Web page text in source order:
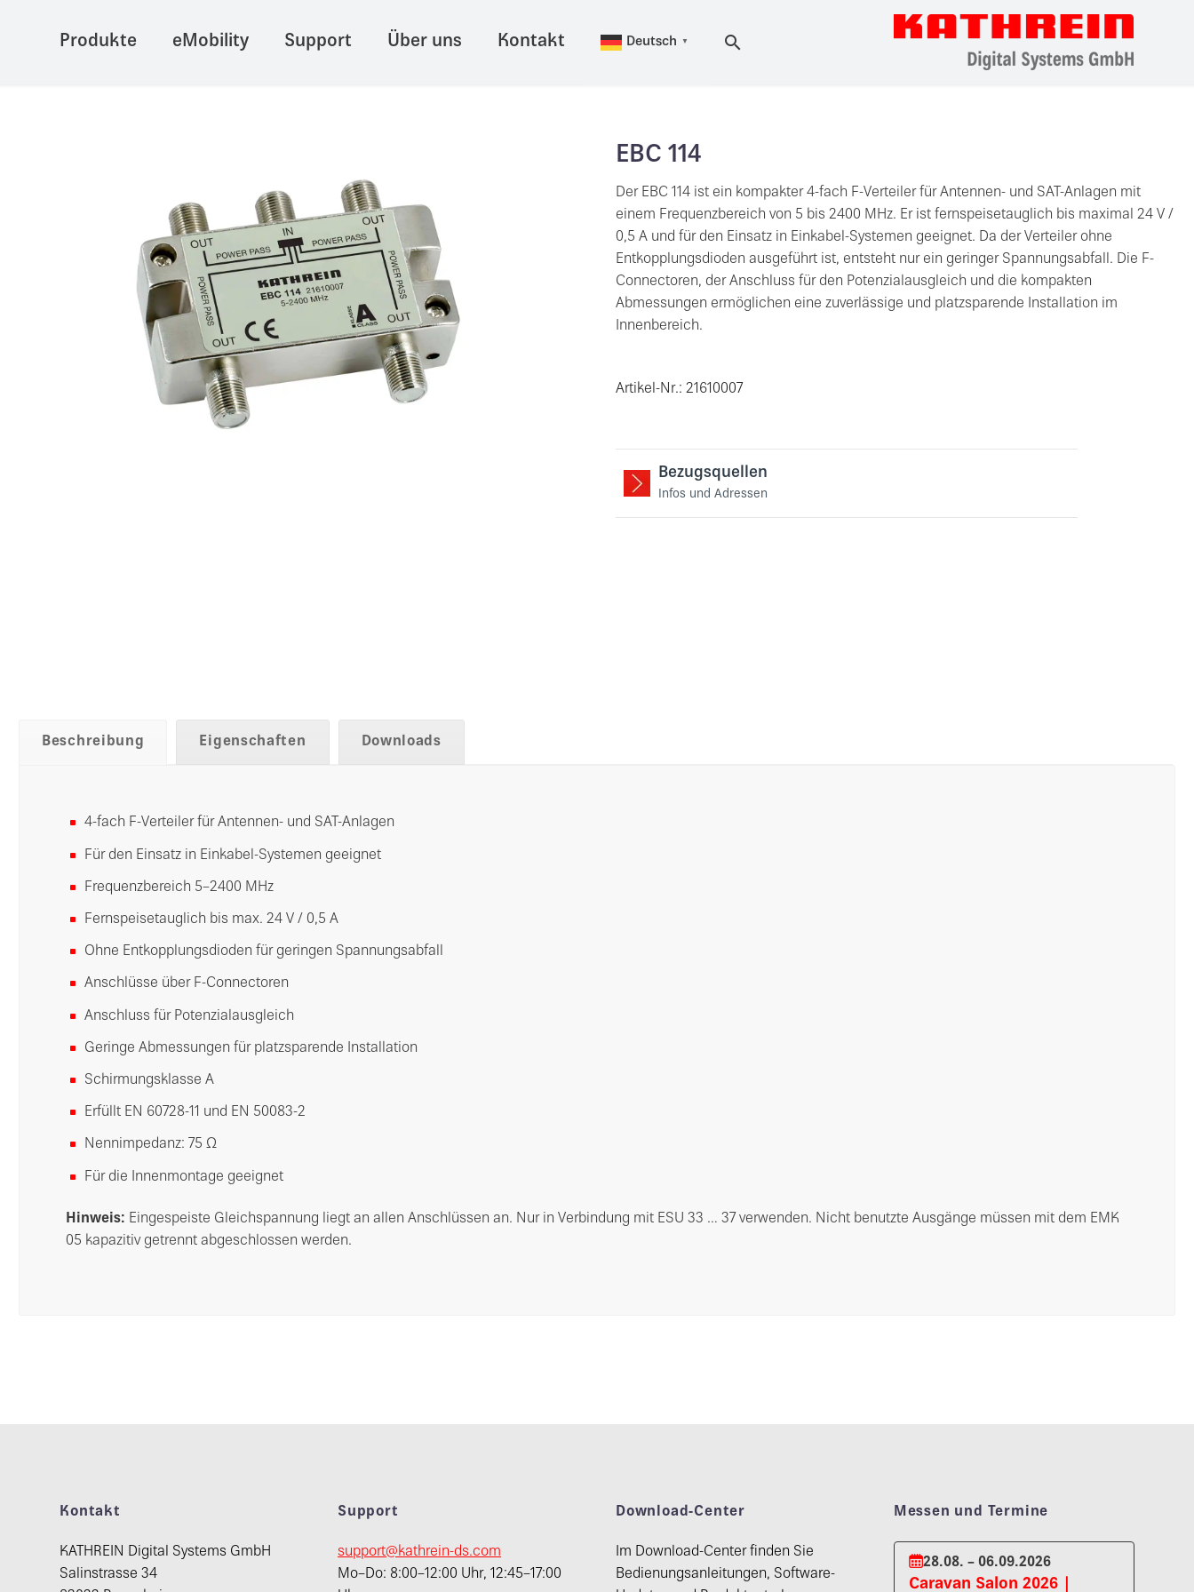
Produkte eMobility Support Über uns Kontakt Deutsch ▼
EBC 114
Der EBC 114 ist ein kompakter 4-fach F-Verteiler für Antennen- und SAT-Anlagen mit
einem Frequenzbereich von 5 bis 2400 MHz. Er ist fernspeisetauglich bis maximal 24 V /
0,5 A und für den Einsatz in Einkabel-Systemen geeignet. Da der Verteiler ohne
Entkopplungsdioden ausgeführt ist, entsteht nur ein geringer Spannungsabfall. Die F-
Connectoren, der Anschluss für den Potenzialausgleich und die kompakten
Abmessungen ermöglichen eine zuverlässige und platzsparende Installation im
Innenbereich.
Artikel-Nr.: 21610007
Bezugsquellen
Infos und Adressen
Beschreibung Eigenschaften Downloads
4-fach F-Verteiler für Antennen- und SAT-Anlagen
Für den Einsatz in Einkabel-Systemen geeignet
Frequenzbereich 5–2400 MHz
Fernspeisetauglich bis max. 24 V / 0,5 A
Ohne Entkopplungsdioden für geringen Spannungsabfall
Anschlüsse über F-Connectoren
Anschluss für Potenzialausgleich
Geringe Abmessungen für platzsparende Installation
Schirmungsklasse A
Erfüllt EN 60728-11 und EN 50083-2
Nennimpedanz: 75 Ω
Für die Innenmontage geeignet
Hinweis: Eingespeiste Gleichspannung liegt an allen Anschlüssen an. Nur in Verbindung mit ESU 33 … 37 verwenden. Nicht benutzte Ausgänge müssen mit dem EMK
05 kapazitiv getrennt abgeschlossen werden.
Kontakt
KATHREIN Digital Systems GmbH
Salinstrasse 34
Support
support@kathrein-ds.com
Mo–Do: 8:00–12:00 Uhr, 12:45–17:00
Download-Center
Im Download-Center finden Sie
Bedienungsanleitungen, Software-
Messen und Termine
28.08. – 06.09.2026
Caravan Salon 2026 |